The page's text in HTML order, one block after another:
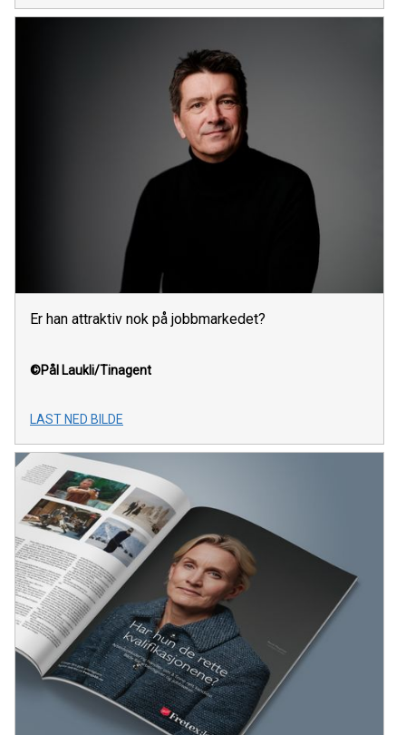
Er han attraktiv nok på jobbmarkedet?
©Pål Laukli/Tinagent
LAST NED BILDE